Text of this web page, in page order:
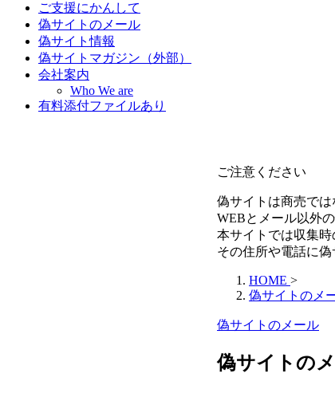
ご支援にかんして
偽サイトのメール
偽サイト情報
偽サイトマガジン（外部）
会社案内
Who We are
有料添付ファイルあり
ご注意ください
偽サイトは商売では
WEBとメール以外
本サイトでは収集時
その住所や電話に
HOME >
偽サイトのメ
偽サイトのメール
偽サイトの